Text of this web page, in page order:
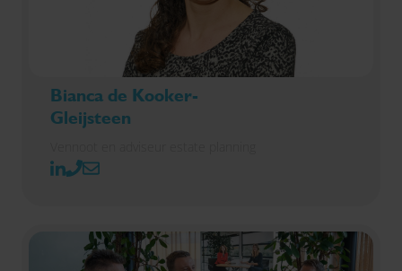
Bianca de Kooker-
Gleijsteen